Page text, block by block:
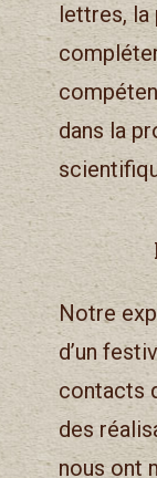
lettres, la
dans la
Notre
d’un
contacts
des
nous ont